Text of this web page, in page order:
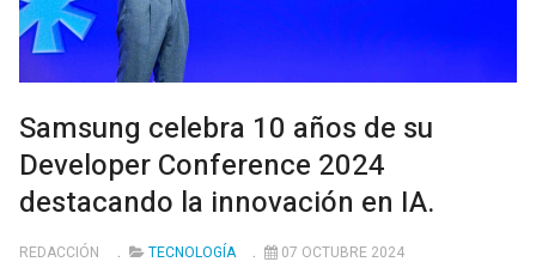
Samsung celebra 10 años de su
Developer Conference 2024
destacando la innovación en IA.
REDACCIÓN TECNOLOGÍA 07 OCTUBRE 2024